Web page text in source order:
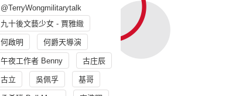
@TerryWongmilitarytalk
九十後文藝少女 - 賈雅緻
何啟明 何爵天導演
午夜工作者 Benny 古庄辰
古立 吳佩孚 基哥